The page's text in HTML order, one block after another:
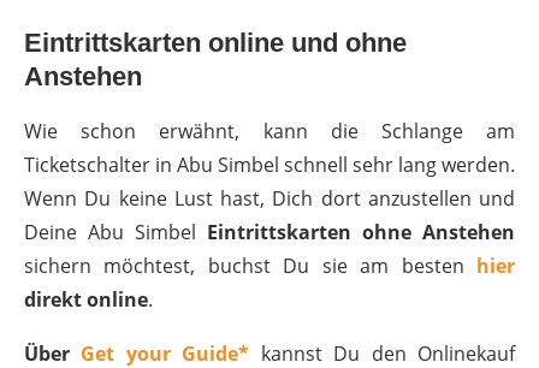
Eintrittskarten online und ohne
Anstehen
Wie schon erwähnt, kann die Schlange am
Ticketschalter in Abu Simbel schnell sehr lang werden.
Wenn Du keine Lust hast, Dich dort anzustellen und
Deine Abu Simbel Eintrittskarten ohne Anstehen
sichern möchtest, buchst Du sie am besten hier
direkt online.
Über Get your Guide* kannst Du den Onlinekauf